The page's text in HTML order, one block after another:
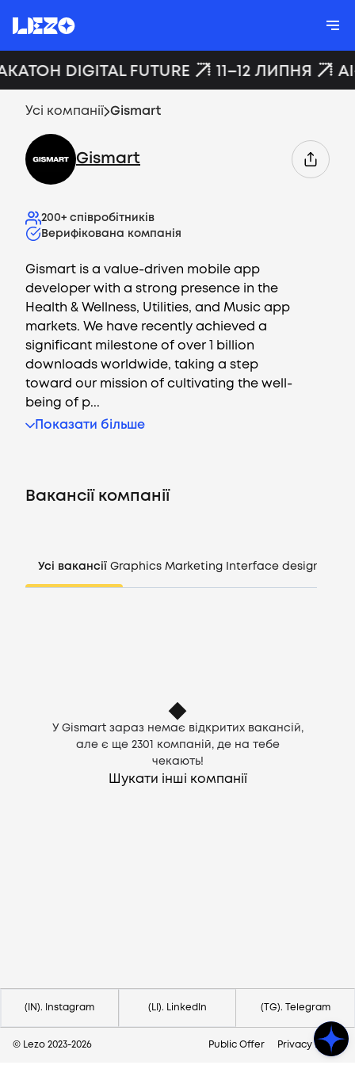
UA
DIGITAL FUTURE 11–12 ЛИПНЯ
Усі компанії Gismart
Gismart
200+ співробітників
Верифікована компанія
Gismart is a value-driven mobile app
developer with a strong presence in the
Health & Wellness, Utilities, and Music app
markets. We have recently achieved a
significant milestone of over 1 billion
downloads worldwide, taking a step
toward our mission of cultivating the well-
being of p...
Показати більше
Вакансії компанії
Усі вакансії Graphics Marketing Interface design
У Gismart зараз немає відкритих вакансій,
але є ще 2301
компаній, де на тебе
чекають!
Шукати інші компанії
(IN). Instagram (LI). LinkedIn (TG). Telegram
© Lezo 2023-2026 Public Offer Privacy Policy